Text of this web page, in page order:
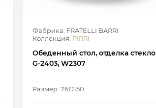
Фабрика: FRATELLI BARRI
Коллекция: PIRRI
Обеденный стол, отделка стекло
G-2403, W2307
Размер: 76D150